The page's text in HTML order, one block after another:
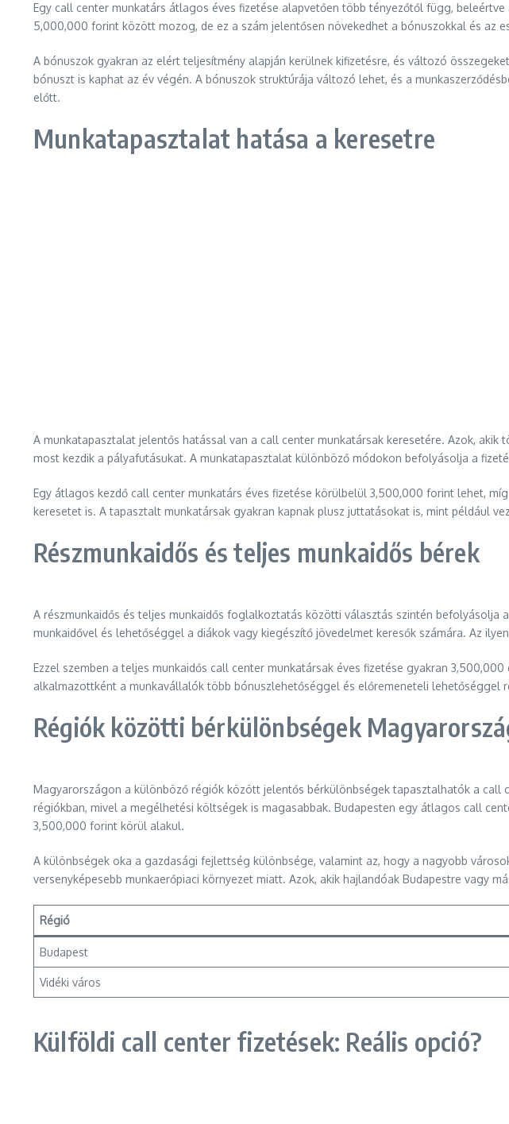
Egy call center munkatárs átlagos éves fizetése alapvetően több tényezőtől függ,
5,000,000 forint között mozog, de ez a szám jelentősen növekedhet a bónuszokkal és az
A bónuszok gyakran az elért teljesítmény alapján kerülnek kifizetésre, és változó
bónuszt is kaphat az év végén. A bónuszok struktúrája változó lehet, és a
előtt.
Munkatapasztalat hatása a keresetre
A munkatapasztalat jelentős hatással van a call center munkatársak keresetére. Azok,
most kezdik a pályafutásukat. A munkatapasztalat különböző módokon befolyásolja a
Egy átlagos kezdő call center munkatárs éves fizetése körülbelül 3,500,000 forint lehet,
keresetet is. A tapasztalt munkatársak gyakran kapnak plusz juttatásokat is, mint például
Részmunkaidős és teljes munkaidős bérek
A részmunkaidős és teljes munkaidős foglalkoztatás közötti választás szintén
munkaidővel és lehetőséggel a diákok vagy kiegészítő jövedelmet keresők számára. Az
Ezzel szemben a teljes munkaidős call center munkatársak éves fizetése gyakran
alkalmazottként a munkavállalók több bónuszlehetőséggel és előremeneteli
Régiók közötti bérkülönbségek
Magyarországon a különböző régiók között jelentős bérkülönbségek tapasztalhatók a call
régiókban, mivel a megélhetési költségek is magasabbak. Budapesten egy átlagos call
3,500,000 forint körül alakul.
A különbségek oka a gazdasági fejlettség különbsége, valamint az, hogy a nagyobb
versenyképesebb munkaerőpiaci környezet miatt. Azok, akik hajlandóak Budapestre vagy
Régió
Budapest
Vidéki város
Külföldi call center fizetések: Reális opció?